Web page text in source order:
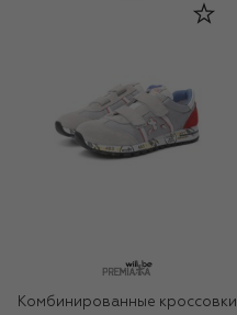
Комбинированные кроссовки